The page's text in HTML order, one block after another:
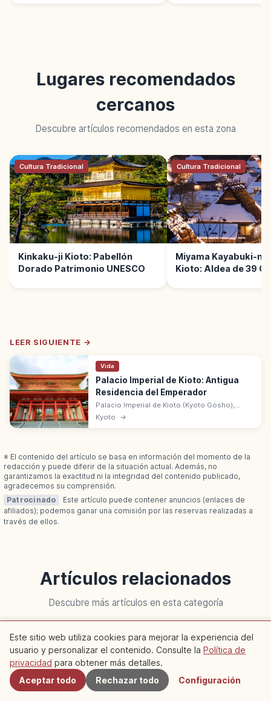
Lugares recomendados
cercanos
Descubre artículos recomendados en esta zona
Cultura Tradicional
Kinkaku-ji Kioto: Pabellón
Dorado Patrimonio UNESCO
Cultura Tradicional
Miyama Kayabuki-
Kioto: Aldea de 39
LEER SIGUIENTE →
Vida
Palacio Imperial de Kioto: Antigua
Residencia del Emperador
Palacio Imperial de Kioto (Kyoto Gosho),
dentro del parque Kyoto Gyoen, fue residencia
del emperador hasta el siglo XIX. Entrada
Kyoto →
※ El contenido del artículo se basa en información del momento de la
redacción y puede diferir de la situación actual. Además, no
garantizamos la exactitud ni la integridad del contenido publicado,
agradecemos su comprensión.
Patrocinado
Este artículo puede contener anuncios (enlaces de
afiliados); podemos ganar una comisión por las reservas realizadas a
través de ellos.
Artículos relacionados
Descubre más artículos en esta categoría
Kyoto Kyoto
Cercanos
Este sitio web utiliza cookies para mejorar la experiencia del
usuario y personalizar el contenido. Consulte la Política de
privacidad para obtener más detalles.
Aceptar todo
Rechazar todo Configuración